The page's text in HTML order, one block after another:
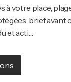
à votre place,
brief avant
et acti…